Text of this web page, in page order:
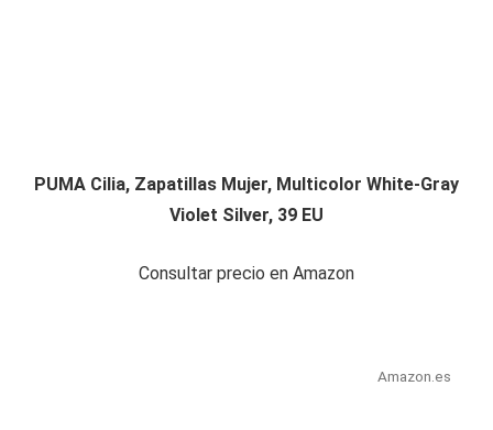
PUMA Cilia, Zapatillas Mujer, Multicolor White-Gray
Violet Silver, 39 EU
Consultar precio en Amazon
Amazon.es